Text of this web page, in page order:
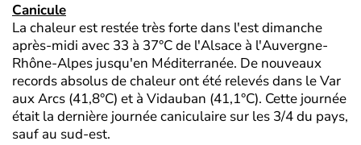
Canicule
La chaleur est restée très forte dans l'est dimanche
après-midi avec 33 à 37°C de l'Alsace à l'Auvergne-
Rhône-Alpes jusqu'en Méditerranée. De nouveaux
records absolus de chaleur ont été relevés dans le Var
aux Arcs (41,8°C) et à Vidauban (41,1°C). Cette journée
était la dernière journée caniculaire sur les 3/4 du pays,
sauf au sud-est.